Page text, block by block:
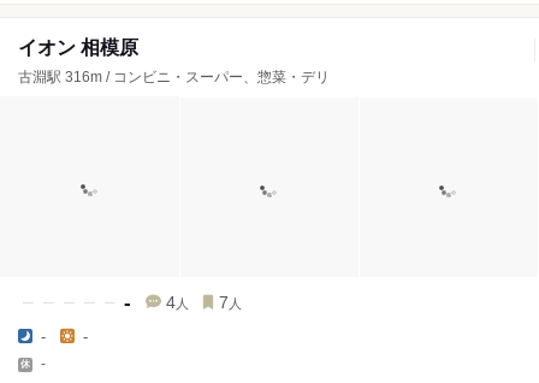
イオン 相模原
古淵駅 316m / コンビニ・スーパー、惣菜・デリ
- 4 人 7 人
- -
-